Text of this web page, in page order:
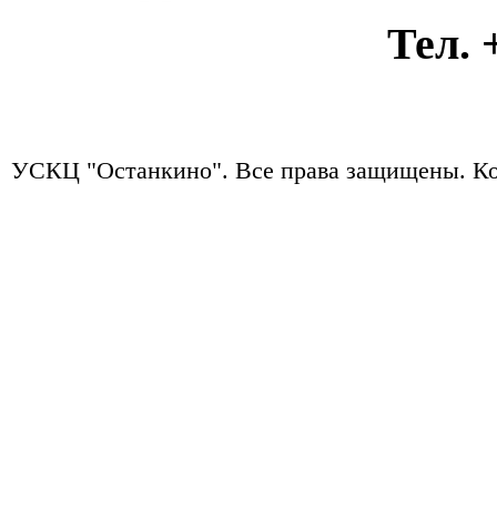
Тел.
УСКЦ "Останкино". Все права защищены.